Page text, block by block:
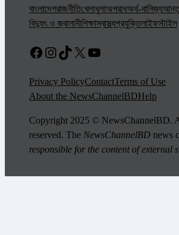
বাংলাদেশরাজনীতিখেলাধুলাঅপরাধঅর্থ-বানিজ্য
বিদ্যুৎ ও জ্বালানীশিক্ষাস্বাস্থ্যপ্রযুক্তিলাইফস্টাইল
Facebook
Instagram
TikTok
X YouTube
Privacy PolicyContactTerms of Use
About the NewsChannelBDHelp
Copyright 2025 © NewsChannelBD.
reserved. The NewsChannelBD news
responsible for the content of external